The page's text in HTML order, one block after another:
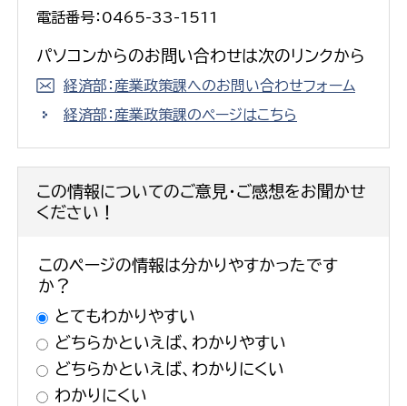
電話番号：0465-33-1511
パソコンからのお問い合わせは次のリンクから
経済部：産業政策課へのお問い合わせフォーム
経済部：産業政策課のページはこちら
この情報についてのご意見・ご感想をお聞かせ
ください！
このページの情報は分かりやすかったです
か？
とてもわかりやすい
どちらかといえば、わかりやすい
どちらかといえば、わかりにくい
わかりにくい